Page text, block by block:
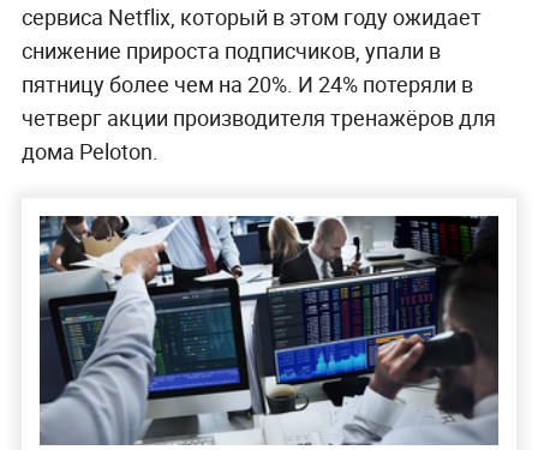
сервиса Netflix, который в этом году ожидает
снижение прироста подписчиков, упали в
пятницу более чем на 20%. И 24% потеряли в
четверг акции производителя тренажёров для
дома Peloton.